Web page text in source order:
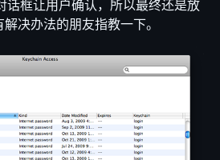
话框让用户确认，所以最终还是放
决办法的朋友指教一下。